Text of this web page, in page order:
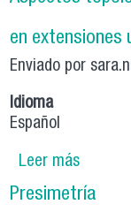
en extensiones
Enviado por
Idioma
Español
Leer mássobre
Modelo
Presimetría